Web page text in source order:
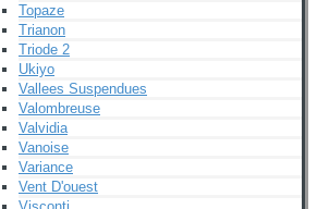
Topaze
Trianon
Triode 2
Ukiyo
Vallees Suspendues
Valombreuse
Valvidia
Vanoise
Variance
Vent D'ouest